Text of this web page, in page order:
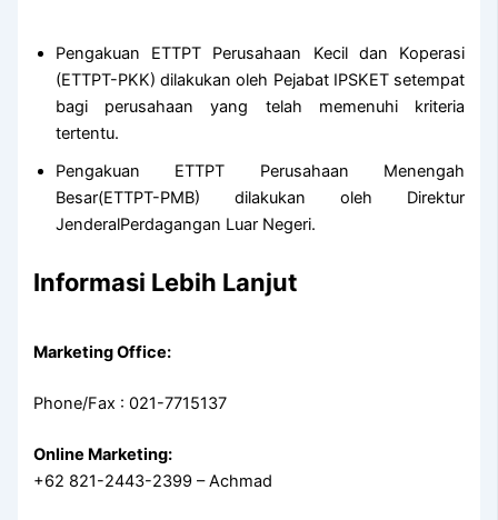
Pengakuan ETTPT Perusahaan Kecil dan Koperasi
(ETTPT-PKK) dilakukan oleh Pejabat IPSKET setempat
bagi perusahaan yang telah memenuhi kriteria
tertentu.
Pengakuan ETTPT Perusahaan Menengah
Besar(ETTPT-PMB) dilakukan oleh Direktur
JenderalPerdagangan Luar Negeri.
Informasi Lebih Lanjut
Marketing Office:
Phone/Fax : 021-7715137
Online Marketing:
+62 821-2443-2399 – Achmad